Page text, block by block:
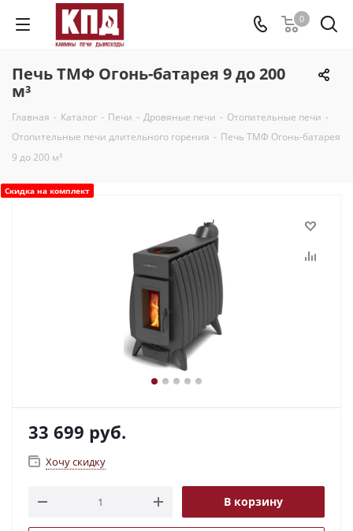
0
Печь ТМФ Огонь-батарея 9 до 200
м³
Главная - Каталог - Печи - Дровяные печи - Отопительные печи -
Отопительные печи длительного горения - Печь ТМФ Огонь-батарея
9 до 200 м³
Скидка на комплект
33 699 руб.
Хочу скидку
В корзину